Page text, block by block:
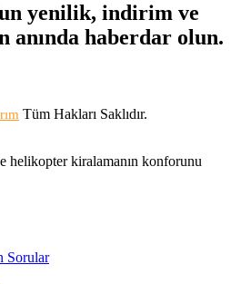
yenilik, indirim ve
anında haberdar olun.
Tüm Hakları Saklıdır.
helikopter kiralamanın konforunu
Sorular